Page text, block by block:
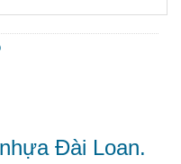
đồ nhỏ nhẹ, vật
mũ, găng tay,
những chiếc
Đài Loan.